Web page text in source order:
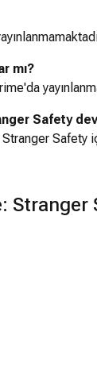
mı?
Safety
Stranger Safety
Stranger